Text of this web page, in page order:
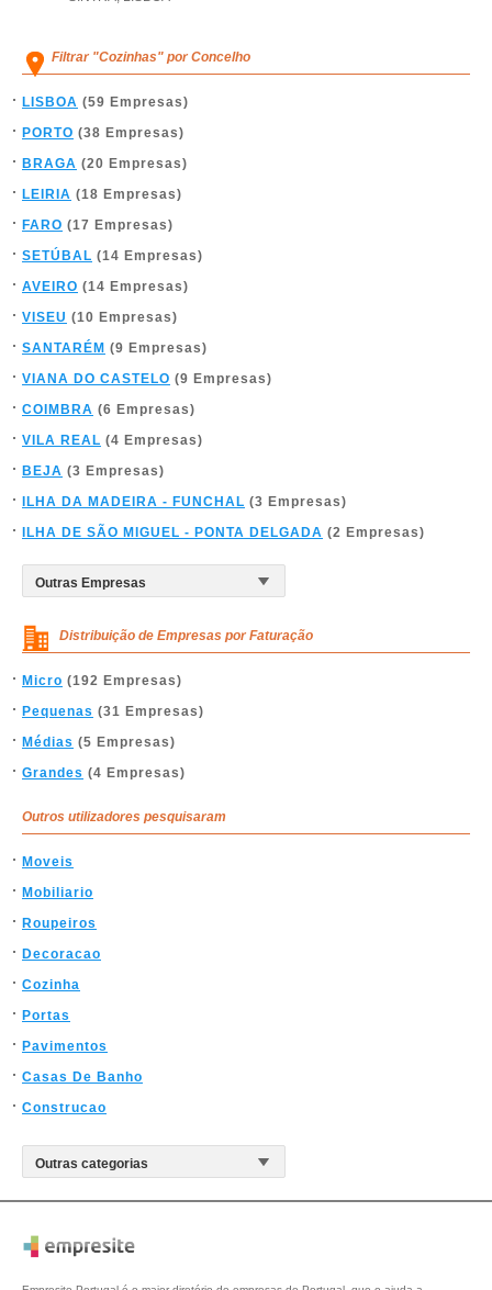
Filtrar "Cozinhas" por Concelho
LISBOA (59 Empresas)
PORTO (38 Empresas)
BRAGA (20 Empresas)
LEIRIA (18 Empresas)
FARO (17 Empresas)
SETÚBAL (14 Empresas)
AVEIRO (14 Empresas)
VISEU (10 Empresas)
SANTARÉM (9 Empresas)
VIANA DO CASTELO (9 Empresas)
COIMBRA (6 Empresas)
VILA REAL (4 Empresas)
BEJA (3 Empresas)
ILHA DA MADEIRA - FUNCHAL (3 Empresas)
ILHA DE SÃO MIGUEL - PONTA DELGADA (2 Empresas)
Distribuição de Empresas por Faturação
Micro (192 Empresas)
Pequenas (31 Empresas)
Médias (5 Empresas)
Grandes (4 Empresas)
Outros utilizadores pesquisaram
Moveis
Mobiliario
Roupeiros
Decoracao
Cozinha
Portas
Pavimentos
Casas De Banho
Construcao